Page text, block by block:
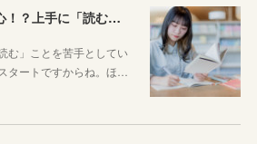
読むのを邪魔するのは心！？上手に「読む」ための気持ちの対処法
む」ことを苦手としてい
タートですからね。ほ…